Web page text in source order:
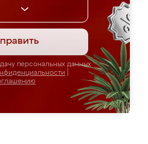
персональных данных